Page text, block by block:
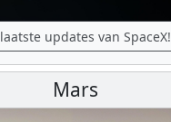
updates van SpaceX!
Mars